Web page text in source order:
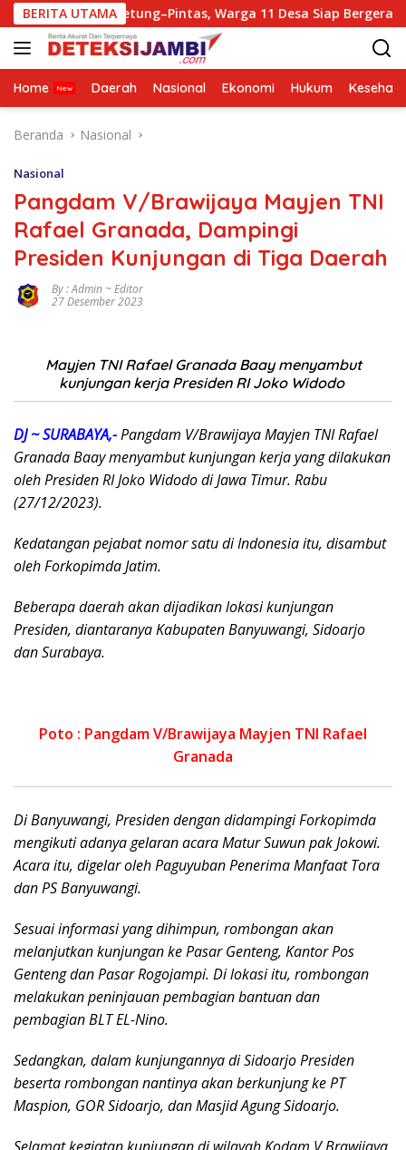
Langsung
ke
konten
BERITA UTAMA
Betung–Pintas, Warga 11 Desa Siap Bergerak
Home Daerah Nasional Ekonomi Hukum
Beranda Nasional
Nasional
Pangdam V/Brawijaya Mayjen TNI
Rafael Granada, Dampingi
Presiden Kunjungan di Tiga Daerah
By : Admin ~ Editor
27 Desember 2023
Mayjen TNI Rafael Granada Baay menyambut
kunjungan kerja Presiden RI Joko Widodo
DJ ~ SURABAYA,-Pangdam V/Brawijaya Mayjen TNI Rafael
Granada Baay menyambut kunjungan kerja yang dilakukan
oleh Presiden RI Joko Widodo di Jawa Timur. Rabu
(27/12/2023).
Kedatangan pejabat nomor satu di Indonesia itu, disambut
oleh Forkopimda Jatim.
Beberapa daerah akan dijadikan lokasi kunjungan
Presiden, diantaranya Kabupaten Banyuwangi, Sidoarjo
dan Surabaya.
Poto : Pangdam V/Brawijaya Mayjen TNI Rafael
Granada
Di Banyuwangi, Presiden dengan didampingi Forkopimda
mengikuti adanya gelaran acara Matur Suwun pak Jokowi.
Acara itu, digelar oleh Paguyuban Penerima Manfaat Tora
dan PS Banyuwangi.
Sesuai informasi yang dihimpun, rombongan akan
melanjutkan kunjungan ke Pasar Genteng, Kantor Pos
Genteng dan Pasar Rogojampi. Di lokasi itu, rombongan
melakukan peninjauan pembagian bantuan dan
pembagian BLT EL-Nino.
Sedangkan, dalam kunjungannya di Sidoarjo Presiden
beserta rombongan nantinya akan berkunjung ke PT
Maspion, GOR Sidoarjo, dan Masjid Agung Sidoarjo.